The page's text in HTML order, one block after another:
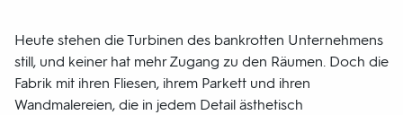
Heute stehen die Turbinen des bankrotten Unternehmens
still, und keiner hat mehr Zugang zu den Räumen. Doch die
Fabrik mit ihren Fliesen, ihrem Parkett und ihren
Wandmalereien, die in jedem Detail ästhetisch